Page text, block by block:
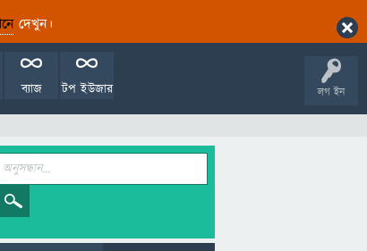
দেখুন।
লগ ইন
টপ ইউজার
ব্যাজ